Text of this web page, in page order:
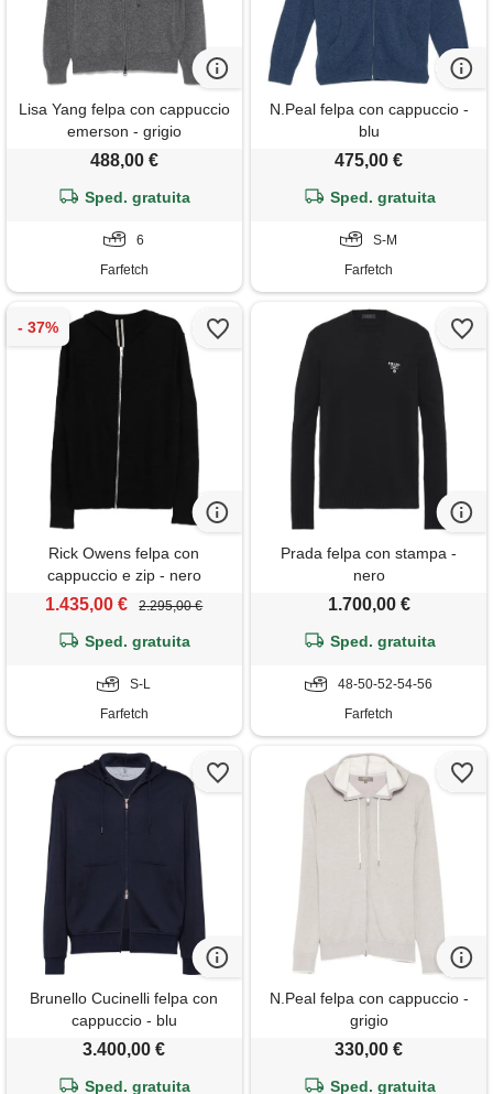
Lisa Yang felpa con cappuccio
emerson - grigio
488,00 €
Sped. gratuita
6
Farfetch
N.Peal felpa con cappuccio -
blu
475,00 €
Sped. gratuita
S-M
Farfetch
Rick Owens felpa con
cappuccio e zip - nero
1.435,00 € 2.295,00 €
Sped. gratuita
S-L
Farfetch
Prada felpa con stampa -
nero
1.700,00 €
Sped. gratuita
48-50-52-54-56
Farfetch
Brunello Cucinelli felpa con
cappuccio - blu
3.400,00 €
Sped. gratuita
N.Peal felpa con cappuccio -
grigio
330,00 €
Sped. gratuita